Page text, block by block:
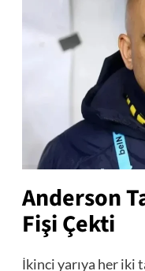
Anderson
Fişi Çekti
İkinci yarıya her iki